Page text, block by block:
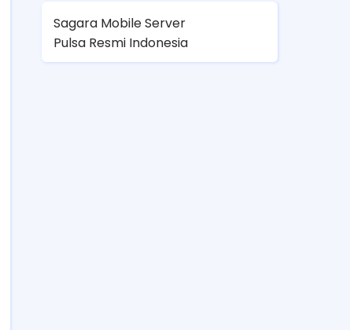
Sagara Mobile Server
Pulsa Resmi Indonesia